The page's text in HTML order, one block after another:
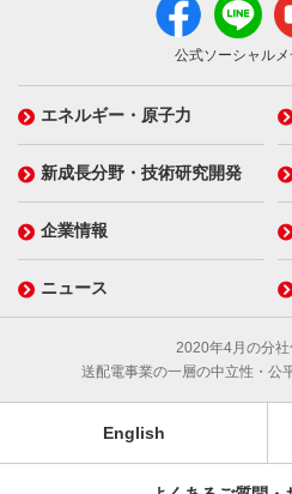
公式ソーシャル
エネルギー・原子力
新成長分野・技術研究開発
企業情報
ニュース
2020年4月の分社
送配電事業の一層の中立性・公
English